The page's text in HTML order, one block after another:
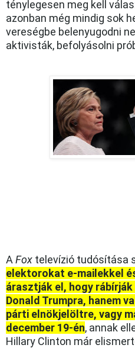
ténylegesen meg kell
azonban még mindig sok
vereségbe belenyugodni
aktivisták, befolyásolni
A Fox televízió tudósítása
elektorokat e-mailekkel
árasztják el, hogy
Donald Trumpra, hanem
párti elnökjelöltre, vagy
december 19-én, annak
Hillary Clinton már